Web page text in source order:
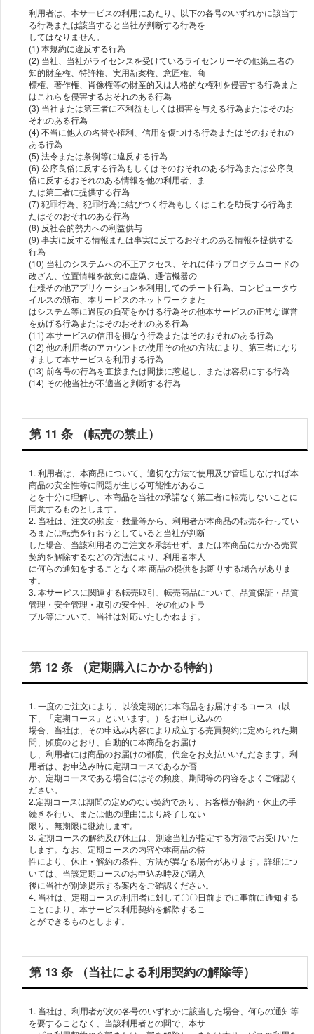
利⽤者は、本サービスの利⽤にあたり、以下の各号のいずれかに該当す
る⾏為または該当すると当社が判断する⾏為を
してはなりません。
(1) 本規約に違反する⾏為
(2) 当社、当社がライセンスを受けているライセンサーその他第三者の
知的財産権、特許権、実⽤新案権、意匠権、商
標権、著作権、肖像権等の財産的⼜は⼈格的な権利を侵害する⾏為また
はこれらを侵害するおそれのある⾏為
(3) 当社または第三者に不利益もしくは損害を与える⾏為またはそのお
それのある⾏為
(4) 不当に他⼈の名誉や権利、信⽤を傷つける⾏為またはそのおそれの
ある⾏為
(5) 法令または条例等に違反する⾏為
(6) 公序良俗に反する⾏為もしくはそのおそれのある⾏為または公序良
俗に反するおそれのある情報を他の利⽤者、ま
たは第三者に提供する⾏為
(7) 犯罪⾏為、犯罪⾏為に結びつく⾏為もしくはこれを助⻑する⾏為ま
たはそのおそれのある⾏為
(8) 反社会的勢⼒への利益供与
(9) 事実に反する情報または事実に反するおそれのある情報を提供する
⾏為
(10) 当社のシステムへの不正アクセス、それに伴うプログラムコードの
改ざん、位置情報を故意に虚偽、通信機器の
仕様その他アプリケーションを利⽤してのチート⾏為、コンピュータウ
イルスの頒布、本サービスのネットワークまた
はシステム等に過度の負荷をかける⾏為その他本サービスの正常な運営
を妨げる⾏為またはそのおそれのある⾏為
(11) 本サービスの信⽤を損なう⾏為またはそのおそれのある⾏為
(12) 他の利⽤者のアカウントの使⽤その他の⽅法により、第三者になり
すまして本サービスを利⽤する⾏為
(13) 前各号の⾏為を直接または間接に惹起し、または容易にする⾏為
(14) その他当社が不適当と判断する⾏為
第 11 条 （転売の禁⽌）
1. 利⽤者は、本商品について、適切な⽅法で使⽤及び管理しなければ本
商品の安全性等に問題が⽣じる可能性があるこ
とを⼗分に理解し、本商品を当社の承諾なく第三者に転売しないことに
同意するものとします。
2. 当社は、注⽂の頻度・数量等から、利⽤者が本商品の転売を⾏ってい
るまたは転売を⾏おうとしていると当社が判断
した場合、当該利⽤者のご注⽂を承諾せず、または本商品にかかる売買
契約を解除するなどの⽅法により、利⽤者本⼈
に何らの通知をすることなく本 商品の提供をお断りする場合がありま
す。
3. 本サービスに関連する転売取引、転売商品について、品質保証・品質
管理・安全管理・取引の安全性、その他のトラ
ブル等について、当社は対応いたしかねます。
第 12 条 （定期購⼊にかかる特約）
1. ⼀度のご注⽂により、以後定期的に本商品をお届けするコース（以
下、「定期コース」といいます。）をお申し込みの
場合、当社は、その申込み内容により成⽴する売買契約に定められた期
間、頻度のとおり、⾃動的に本商品をお届け
し、利⽤者には商品のお届けの都度、代⾦をお⽀払いいただきます。利
⽤者は、お申込み時に定期コースであるか否
か、定期コースである場合にはその頻度、期間等の内容をよくご確認く
ださい。
2.定期コースは期間の定めのない契約であり、お客様が解約・休⽌の⼿
続きを⾏い、または他の理由により終了しない
限り、無期限に継続します。
3. 定期コースの解約及び休⽌は、別途当社が指定する⽅法でお受けいた
します。なお、定期コースの内容や本商品の特
性により、休⽌・解約の条件、⽅法が異なる場合があります。詳細につ
いては、当該定期コースのお申込み時及び購⼊
後に当社が別途提⽰する案内をご確認ください。
4. 当社は、定期コースの利⽤者に対して〇〇⽇前までに事前に通知する
ことにより、本サービス利⽤契約を解除するこ
とができるものとします。
第 13 条 （当社による利⽤契約の解除等）
1. 当社は、利⽤者が次の各号のいずれかに該当した場合、何らの通知等
を要することなく、当該利⽤者との間で、本サ